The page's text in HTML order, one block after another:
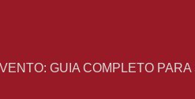
GUIA COMPLETO